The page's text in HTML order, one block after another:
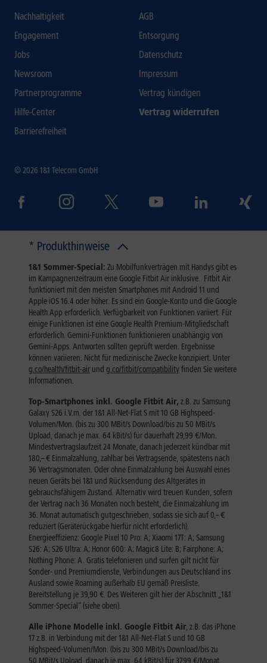
Nachhaltigkeit
Engagement
Jobs
Newsroom
Partnerprogramme
Hilfe-Center
Barrierefreiheit
AGB
Entsorgung
Datenschutz
Impressum
Vertrag kündigen
Vertrag widerrufen
© 2026 1&1 Telecom GmbH